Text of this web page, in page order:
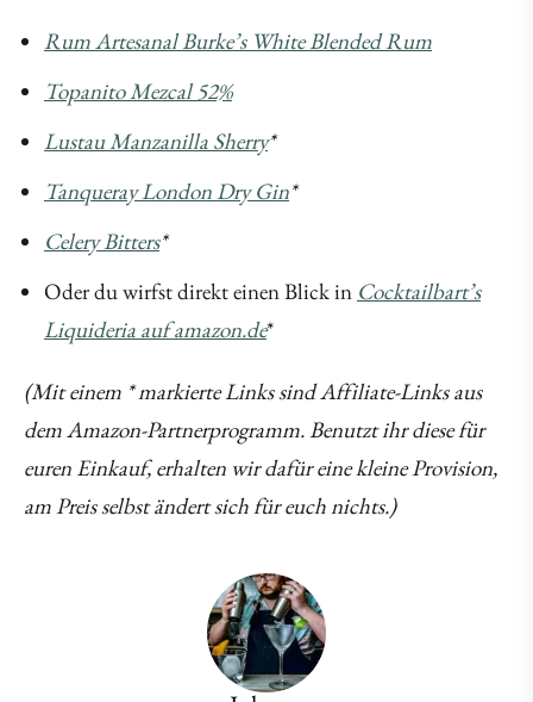
Rum Artesanal Burke’s White Blended Rum
Topanito Mezcal 52%
Lustau Manzanilla Sherry*
Tanqueray London Dry Gin*
Celery Bitters*
Oder du wirfst direkt einen Blick in Cocktailbart’s
Liquideria auf amazon.de*
(Mit einem * markierte Links sind Affiliate-Links aus
dem Amazon-Partnerprogramm. Benutzt ihr diese für
euren Einkauf, erhalten wir dafür eine kleine Provision,
am Preis selbst ändert sich für euch nichts.)